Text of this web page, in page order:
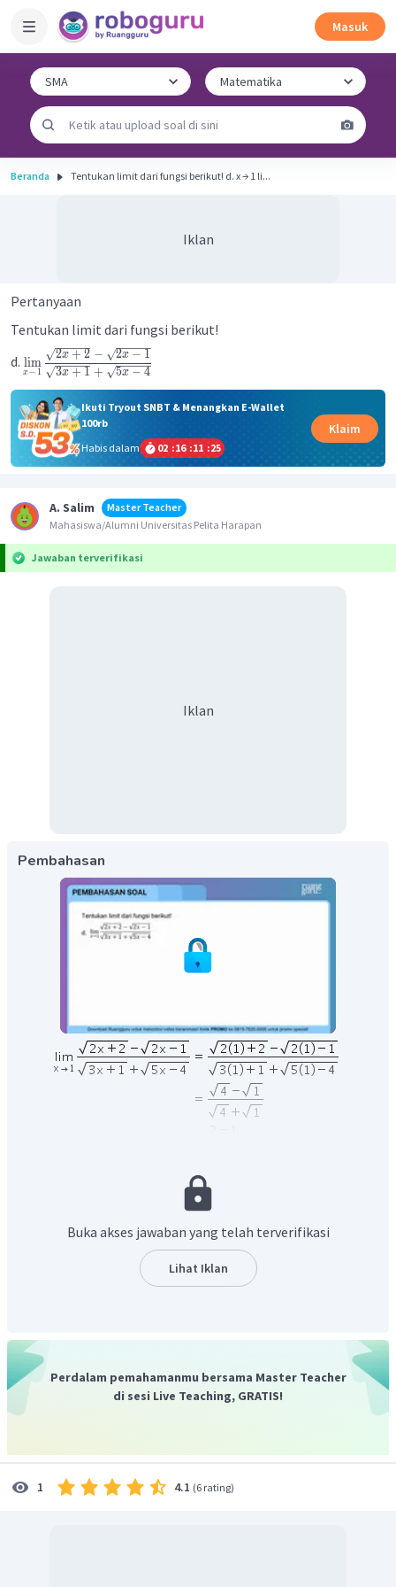
Masuk
Beranda Tentukan limit dari fungsi berikut! d. x → 1 li...
Iklan
Pertanyaan
Tentukan limit dari fungsi berikut!
d.
x→ 1
lim
3x + 1 + 5x − 4
2x +2 − 2x −1
Ikuti Tryout SNBT & Menangkan E-Wallet
100rb
Habis dalam
02 :16 :11 :25
Klaim
A. Salim
Master Teacher
Mahasiswa/Alumni Universitas Pelita Harapan
Jawaban terverifikasi
Iklan
Pembahasan
Buka akses jawaban yang telah terverifikasi
Lihat Iklan
Perdalam pemahamanmu bersama Master Teacher
di sesi Live Teaching, GRATIS!
1 4.1 (6 rating)